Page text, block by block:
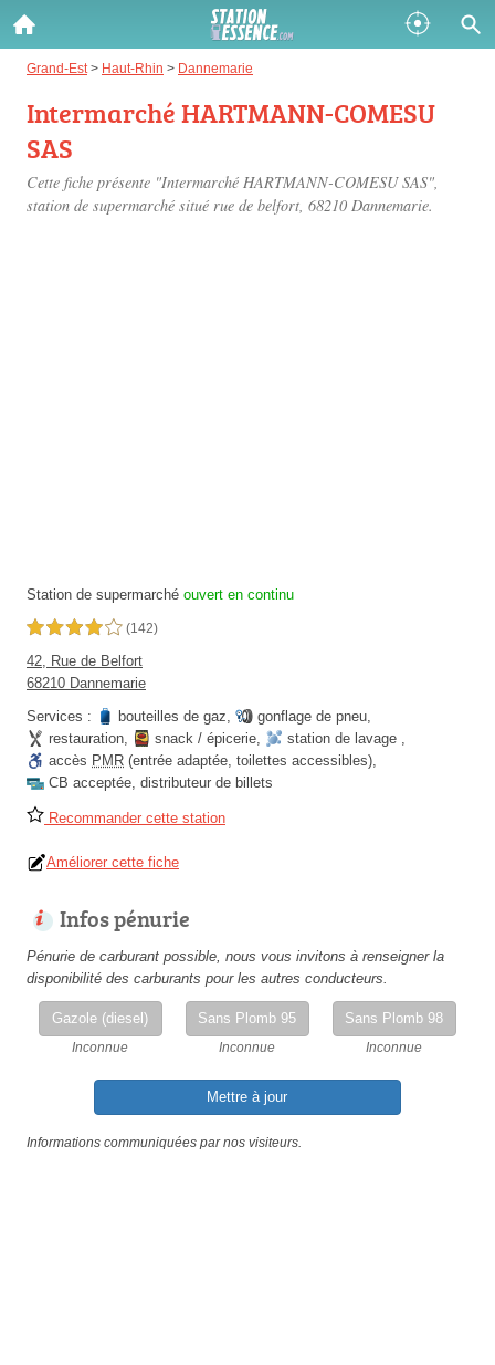
Grand-Est > Haut-Rhin > Dannemarie
Intermarché HARTMANN-COMESU
SAS
Cette fiche présente "Intermarché HARTMANN-COMESU SAS",
station de supermarché situé rue de belfort, 68210 Dannemarie.
Station de supermarché ouvert en continu
4,0 étoiles sur 5 (142)
42, Rue de Belfort
68210 Dannemarie
Services :
bouteilles de gaz, gonflage de pneu,
restauration, snack / épicerie, station de lavage ,
accès PMR (entrée adaptée, toilettes accessibles),
CB acceptée, distributeur de billets
Recommander cette station
Améliorer cette fiche
Infos pénurie
Pénurie de carburant possible, nous vous invitons à renseigner la
disponibilité des carburants pour les autres conducteurs.
Gazole (diesel)
Inconnue
Sans Plomb 95
Inconnue
Sans Plomb 98
Inconnue
Mettre à jour
Informations communiquées par nos visiteurs.
Gazole :
Disponible Épuisé
SP 98 :
Disponible Épuisé